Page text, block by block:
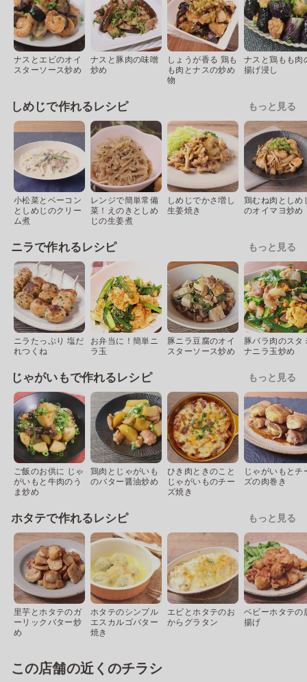
ナスとエビのオイ
スターソース炒め
ナスと豚肉の味噌
炒め
しょうが香る 鶏も
も肉とナスの炒め
物
ナスと鶏もも肉
揚げ浸し
しめじで作れるレシピ もっと見る
小松菜とベーコン
としめじのクリー
ム煮
レンジで簡単常備
菜！えのきとしめ
じの生姜煮
しめじでかさ増し
生姜焼き
鶏むね肉としめ
のオイマヨ炒め
ニラで作れるレシピ もっと見る
ニラたっぷり 塩だ
れつくね
お弁当に！簡単ニ
ラ玉
豚ニラ豆腐のオイ
スターソース炒め
豚バラ肉のスタ
ナニラ玉炒め
じゃがいもで作れるレシピ もっと見る
ご飯のお供に じゃ
がいもと牛肉のう
ま炒め
鶏肉とじゃがいも
のバター醤油炒め
ひき肉ときのこと
じゃがいものチー
ズ焼き
じゃがいもとチ
ズの肉巻き
ホタテで作れるレシピ もっと見る
里芋とホタテのガ
ーリックバター炒
め
ホタテのシンプル
エスカルゴバター
焼き
エビとホタテのお
からグラタン
ベビーホタテの
揚げ
この店舗の近くのチラシ